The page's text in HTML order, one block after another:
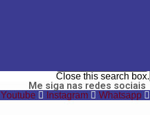
Close this search box.
Me siga nas redes sociais
Youtube Instagram Whatsapp